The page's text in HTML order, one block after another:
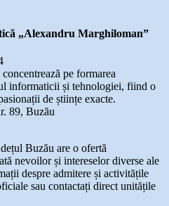
„Alexandru Marghiloman”
pe formarea
informaticii și tehnologiei, fiind o
de științe exacte.
89, Buzău
Buzău are o ofertă
nevoilor și intereselor diverse ale
despre admitere și activitățile
sau contactați direct unitățile